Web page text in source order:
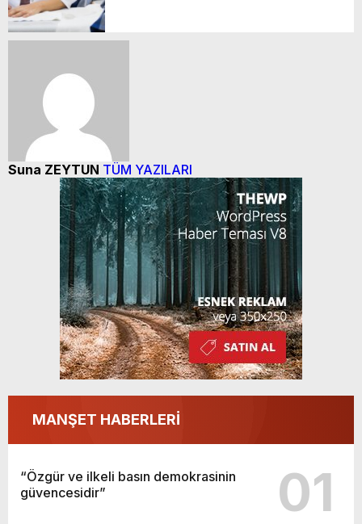
Suna ZEYTUN TÜM YAZILARI
MANŞET HABERLERİ
“Özgür ve ilkeli basın demokrasinin
güvencesidir”
01